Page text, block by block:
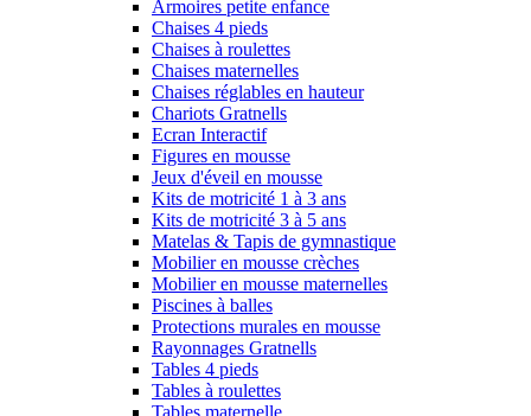
Armoires petite enfance
Chaises 4 pieds
Chaises à roulettes
Chaises maternelles
Chaises réglables en hauteur
Chariots Gratnells
Ecran Interactif
Figures en mousse
Jeux d'éveil en mousse
Kits de motricité 1 à 3 ans
Kits de motricité 3 à 5 ans
Matelas & Tapis de gymnastique
Mobilier en mousse crèches
Mobilier en mousse maternelles
Piscines à balles
Protections murales en mousse
Rayonnages Gratnells
Tables 4 pieds
Tables à roulettes
Tables maternelle